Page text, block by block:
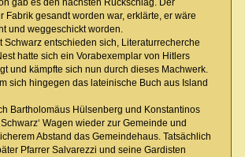
gab es den nächsten Rückschlag. Der
Fabrik gesandt worden war, erklärte, er wäre
und weggeschickt worden.
Schwarz entschieden sich, Literaturrecherche
hatte sich ein Vorabexemplar von Hitlers
und kämpfte sich nun durch dieses Machwerk.
sich hingegen das lateinische Buch aus Island
Bartholomäus Hülsenberg und Konstantinos
Wagen wieder zur Gemeinde und
Abstand das Gemeindehaus. Tatsächlich
Pfarrer Salvarezzi und seine Gardisten